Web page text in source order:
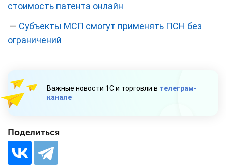
стоимость патента онлайн
— Субъекты МСП смогут применять ПСН без
ограничений
Важные новости 1С и торговли в телеграм-
канале
Поделиться